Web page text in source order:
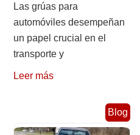
Las grúas para
automóviles desempeñan
un papel crucial en el
transporte y
Leer más
Blog